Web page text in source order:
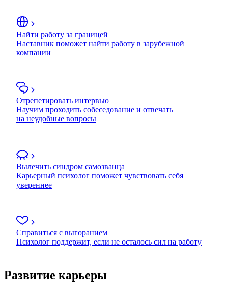
Найти работу за границей
Наставник поможет найти работу в зарубежной
компании
Отрепетировать интервью
Научим проходить собеседование и отвечать
на неудобные вопросы
Вылечить синдром самозванца
Карьерный психолог поможет чувствовать себя
увереннее
Справиться с выгоранием
Психолог поддержит, если не осталось сил на работу
Развитие карьеры